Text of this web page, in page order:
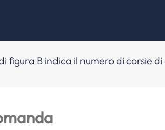
figura B indica il numero di corsie